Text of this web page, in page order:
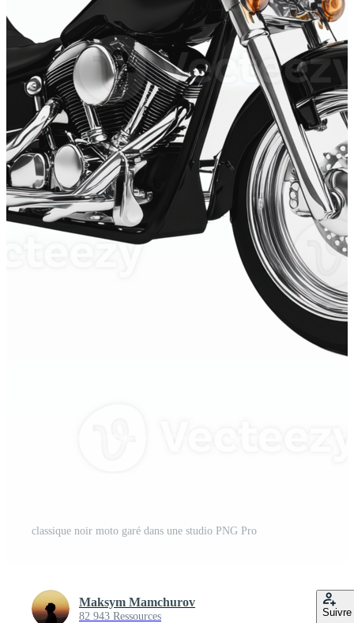
classique noir moto garé dans une studio PNG Pro
Maksym Mamchurov
82 943 Ressources Suivre